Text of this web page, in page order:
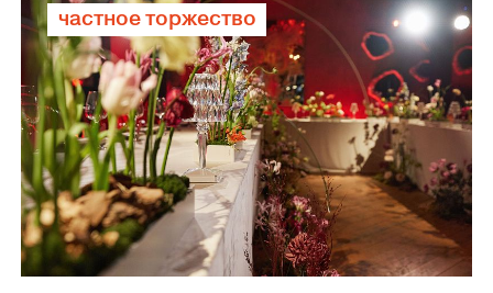
частное торжество